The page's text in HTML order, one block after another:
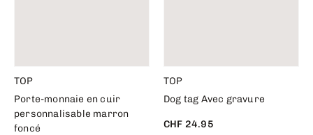
TOP
Porte-monnaie en cuir
personnalisable marron
foncé
TOP
Dog tag Avec gravure
CHF 24.95